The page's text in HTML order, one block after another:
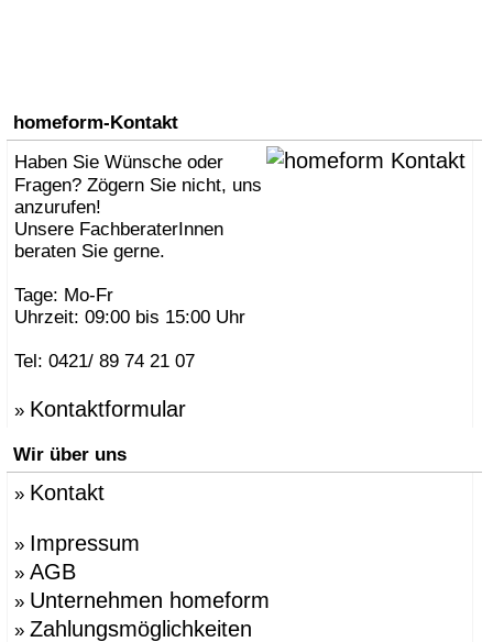
homeform-Kontakt
Haben Sie Wünsche oder
Fragen? Zögern Sie nicht, uns
anzurufen!
Unsere FachberaterInnen
beraten Sie gerne.
Tage: Mo-Fr
Uhrzeit: 09:00 bis 15:00 Uhr
Tel: 0421/ 89 74 21 07
» Kontaktformular
Wir über uns
» Kontakt
» Impressum
» AGB
» Unternehmen homeform
» Zahlungsmöglichkeiten